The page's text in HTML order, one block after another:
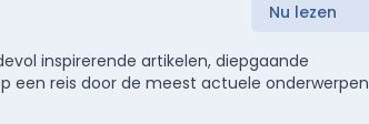
Nu lezen
inspirerende artikelen, diepgaande
een reis door de meest actuele onderwerpen